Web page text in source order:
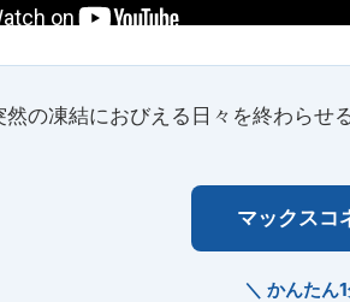
然の凍結におびえる日々を終わらせ
マックスコ
＼ かんたん